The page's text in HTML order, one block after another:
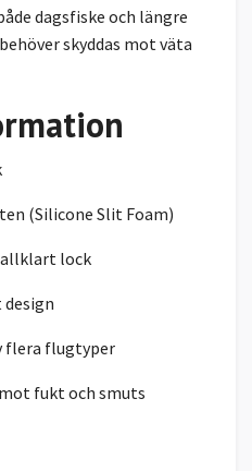
dagsfiske och längre
skyddas mot väta
(Silicone Slit Foam)
lock
flera flugtyper
fukt och smuts